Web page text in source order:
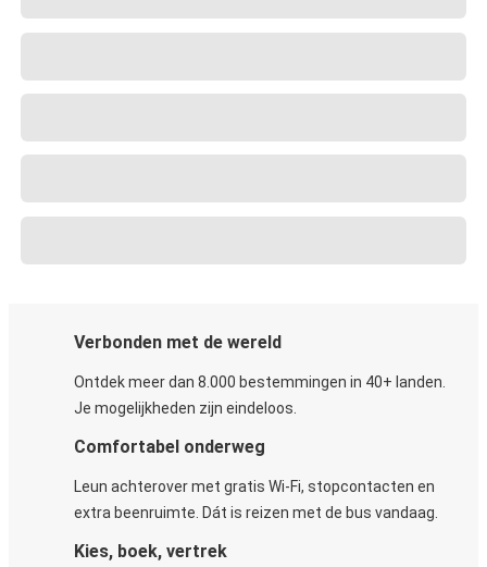
Verbonden met de wereld
Ontdek meer dan 8.000 bestemmingen in 40+ landen.
Je mogelijkheden zijn eindeloos.
Comfortabel onderweg
Leun achterover met gratis Wi-Fi, stopcontacten en
extra beenruimte. Dát is reizen met de bus vandaag.
Kies, boek, vertrek